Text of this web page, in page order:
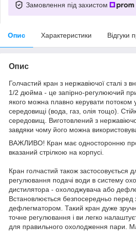
Замовлення під захистом
Опис Характеристики Відгуки
Опис
Голчастий кран з нержавіючої сталі з
1/2 дюйма - це запірно-регулюючий
якого можна плавно керувати потоком
середовищі (вода, газ, олія тощо).
середовищ. Виготовлений з
завдяки чому його можна
ВАЖЛИВО! Кран має односторонню
вказаний стрілкою на корпусі.
Кран голчастий також застосовується
регулювання подачі води в систему
дистилятора - охолоджувача або
Встановлюється безпосередньо перед
дефлегматором. Такий кран дуже
точне регулювання і ви легко
для правильного охолодження пари.